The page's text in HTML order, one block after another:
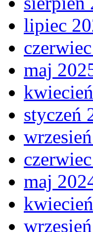
lipiec
maj
styczeń
maj